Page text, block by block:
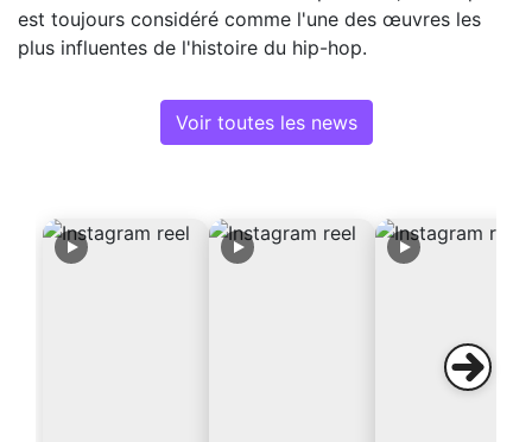
est toujours considéré comme l'une des œuvres les
plus influentes de l'histoire du hip-hop.
Voir toutes les news